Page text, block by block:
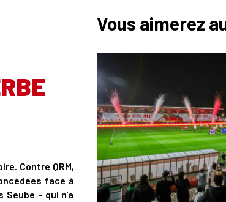
Contre QRM,
face à
Seube - qui n'a
Vous aimerez